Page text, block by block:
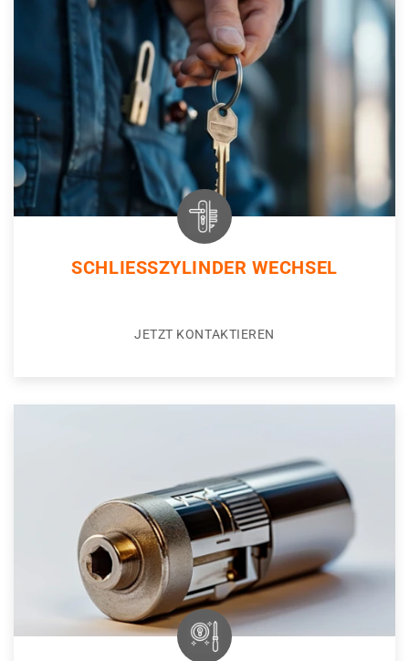
SCHLIESSZYLINDER WECHSEL
JETZT KONTAKTIEREN